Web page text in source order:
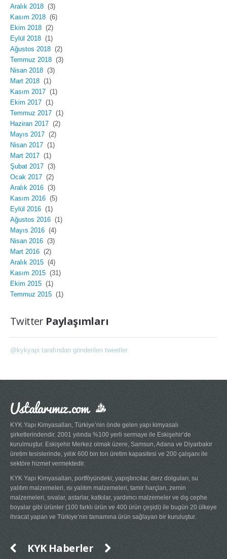
Aralık 2018 (3)
Kasım 2018 (6)
Ekim 2018 (2)
Eylül 2018 (1)
Ağustos 2018 (2)
Temmuz 2018 (3)
Nisan 2018 (3)
Mart 2018 (1)
Kasım 2017 (1)
Ekim 2017 (1)
Temmuz 2017 (1)
Haziran 2017 (2)
Mayıs 2017 (2)
Nisan 2017 (1)
Mart 2017 (1)
Şubat 2017 (3)
Ocak 2017 (2)
Aralık 2016 (3)
Kasım 2016 (5)
Eylül 2016 (1)
Ağustos 2016 (1)
Mayıs 2016 (4)
Nisan 2016 (3)
Mart 2016 (2)
Aralık 2015 (4)
Kasım 2015 (31)
Ekim 2015 (1)
Temmuz 2015 (1)
TwitterPaylaşımları
@kykyapi tarafından gönderilen tweetler
Ustalarımız.com
KYK Yapı Kimyasalları, Türkiye’nin önde gelen yapı kimyasalı
şirketlerindendir. 2001 yılında %100 yerli sermaye ile Eskişehir’de
kurulmuştur. Eskişehir Merkez olmak üzere, Samsun, Adana ve Diyarbakır
üretim tesislerinde, yıllık 600 bin ton üretim kapasitesi ve 200 çalışanı ile
sektöre hizmet vermektedir.
KYK Yapı Kimyasalları, portföyündeki; yapıştırıcılar, derz dolguları, su
yalıtım malzemeleri, ısı yalıtım malzemeleri, tamir harçları, zemin
malzemeleri, sıvalar, astarlar, katkılar, yardımcı malzemeler ve dış cephe
boyalar gibi ürünler (100 farklı ürün ve 400 ürün çeşidi) ile bugün 20 ülkeye
ihracat yapan ve Türkiye’nin tamamına ürün sağlayan bir kuruluştur.
KYK Haberler